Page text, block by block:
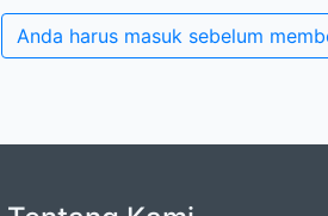
Anda harus masuk sebelum